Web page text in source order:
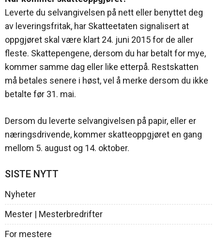
Leverte du selvangivelsen på nett eller benyttet deg
av leveringsfritak, har Skatteetaten signalisert at
oppgjøret skal være klart 24. juni 2015 for de aller
fleste. Skattepengene, dersom du har betalt for mye,
kommer samme dag eller like etterpå. Restskatten
må betales senere i høst, vel å merke dersom du ikke
betalte før 31. mai.
Dersom du leverte selvangivelsen på papir, eller er
næringsdrivende, kommer skatteoppgjøret en gang
mellom 5. august og 14. oktober.
SISTE NYTT
Nyheter
Mester | Mesterbredrifter
For mestere